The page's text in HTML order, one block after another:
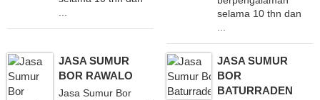
selama 10 thn dan
JASA SUMUR
BOR RAWALO
Jasa Sumur Bor
JASA SUMUR
BOR
BATURRADEN